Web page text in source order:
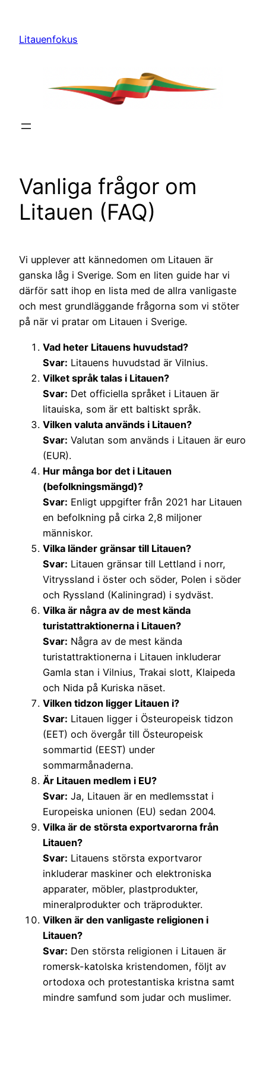
innehåll
Litauenfokus
Vanliga frågor om
Litauen (FAQ)
Vi upplever att kännedomen om Litauen är
ganska låg i Sverige. Som en liten guide har vi
därför satt ihop en lista med de allra vanligaste
och mest grundläggande frågorna som vi stöter
på när vi pratar om Litauen i Sverige.
Vad heter Litauens huvudstad?
Svar: Litauens huvudstad är Vilnius.
Vilket språk talas i Litauen?
Svar: Det officiella språket i Litauen är
litauiska, som är ett baltiskt språk.
Vilken valuta används i Litauen?
Svar: Valutan som används i Litauen är euro
(EUR).
Hur många bor det i Litauen
(befolkningsmängd)?
Svar: Enligt uppgifter från 2021 har Litauen
en befolkning på cirka 2,8 miljoner
människor.
Vilka länder gränsar till Litauen?
Svar: Litauen gränsar till Lettland i norr,
Vitryssland i öster och söder, Polen i söder
och Ryssland (Kaliningrad) i sydväst.
Vilka är några av de mest kända
turistattraktionerna i Litauen?
Svar: Några av de mest kända
turistattraktionerna i Litauen inkluderar
Gamla stan i Vilnius, Trakai slott, Klaipeda
och Nida på Kuriska näset.
Vilken tidzon ligger Litauen i?
Svar: Litauen ligger i Östeuropeisk tidzon
(EET) och övergår till Östeuropeisk
sommartid (EEST) under
sommarmånaderna.
Är Litauen medlem i EU?
Svar: Ja, Litauen är en medlemsstat i
Europeiska unionen (EU) sedan 2004.
Vilka är de största exportvarorna från
Litauen?
Svar: Litauens största exportvaror
inkluderar maskiner och elektroniska
apparater, möbler, plastprodukter,
mineralprodukter och träprodukter.
Vilken är den vanligaste religionen i
Litauen?
Svar: Den största religionen i Litauen är
romersk-katolska kristendomen, följt av
ortodoxa och protestantiska kristna samt
mindre samfund som judar och muslimer.